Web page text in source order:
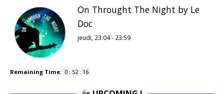
On Throught The Night by Le
Doc
jeudi, 23:04- 23:59
Remaining Time: 0 : 52 : 15